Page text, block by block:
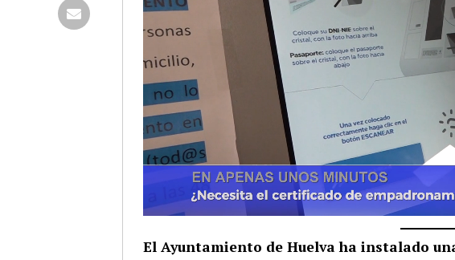
El Ayuntamiento de Huelva ha instalado